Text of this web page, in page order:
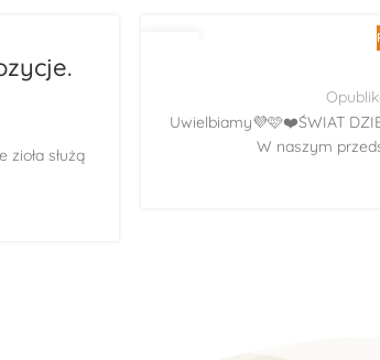
służą
Uwielbiamy💜🩷❤️ŚWIAT
W naszym